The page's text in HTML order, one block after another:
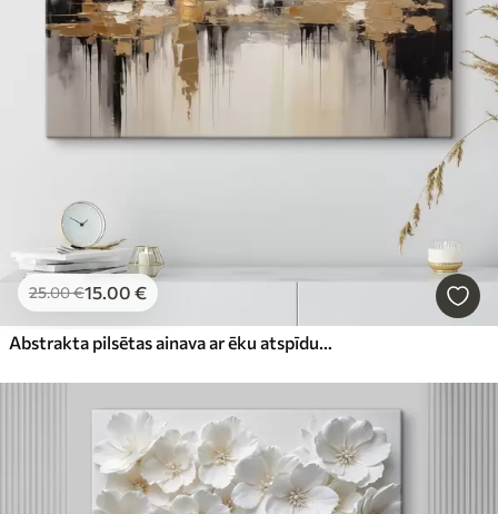
25.00€15.00 €
Abstrakta pilsētas ainava ar ēku atspīdumiem ūdenī, kas veidota neitrālos toņos ar siltu toņu akcentiem